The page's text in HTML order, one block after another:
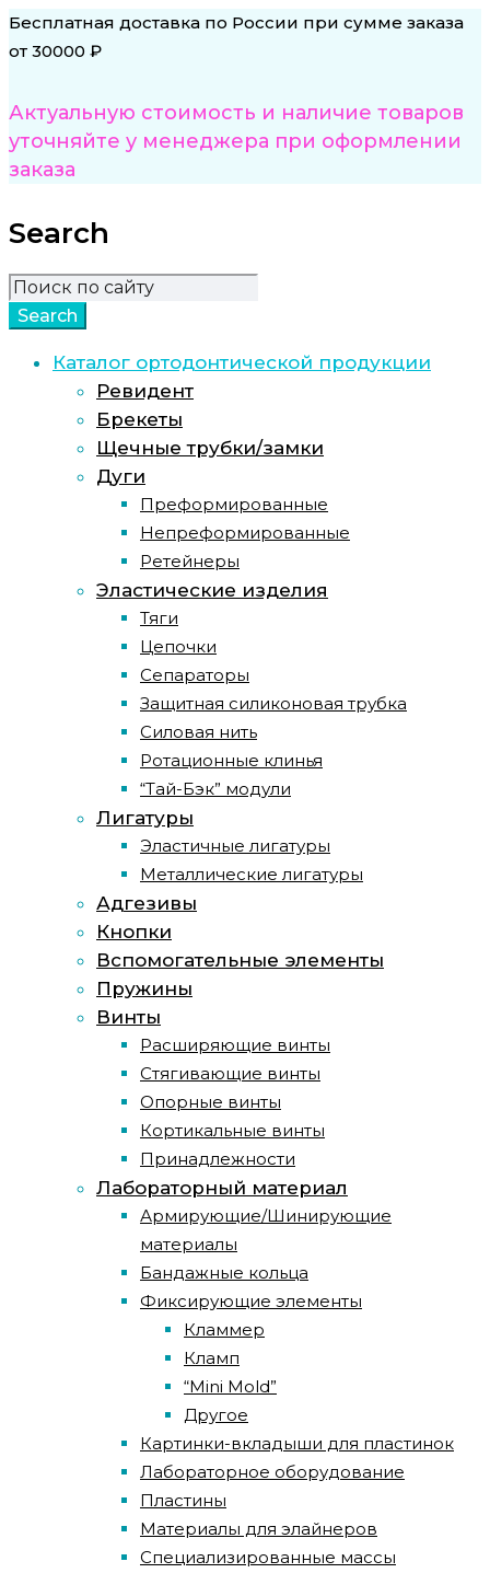
Бесплатная доставка по России при сумме заказа
от 30000 ₽
Актуальную стоимость и наличие товаров
уточняйте у менеджера при оформлении
заказа
Search
Каталог ортодонтической продукции
Ревидент
Брекеты
Щечные трубки/замки
Дуги
Преформированные
Непреформированные
Ретейнеры
Эластические изделия
Тяги
Цепочки
Сепараторы
Защитная силиконовая трубка
Силовая нить
Ротационные клинья
“Тай-Бэк” модули
Лигатуры
Эластичные лигатуры
Металлические лигатуры
Адгезивы
Кнопки
Вспомогательные элементы
Пружины
Винты
Расширяющие винты
Стягивающие винты
Опорные винты
Кортикальные винты
Принадлежности
Лабораторный материал
Армирующие/Шинирующие
материалы
Бандажные кольца
Фиксирующие элементы
Кламмер
Кламп
“Mini Mold”
Другое
Картинки-вкладыши для пластинок
Лабораторное оборудование
Пластины
Материалы для элайнеров
Специализированные массы